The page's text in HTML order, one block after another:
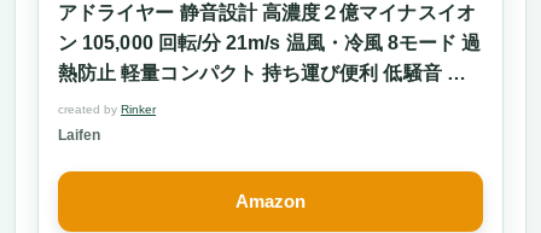
アドライヤー 静音設計 高濃度２億マイナスイオ
ン 105,000 回転/分 21m/s 温風・冷風 8モード 過
熱防止 軽量コンパクト 持ち運び便利 低騒音 静
電気除去 家庭用/旅行用 (オーキッド)
created by Rinker
Laifen
Amazon